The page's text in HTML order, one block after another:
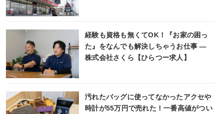
経験も資格も無くてOK！『お家の困っ
た』をなんでも解決しちゃうお仕事 ―
株式会社さくら【ひらつー求人】
汚れたバッグに使ってなかったアクセや
時計が55万円で売れた！一番高値がつい